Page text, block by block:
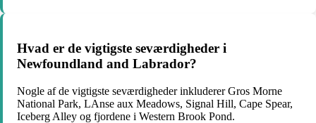
Hvad er de vigtigste seværdigheder i
Newfoundland and Labrador?
Nogle af de vigtigste seværdigheder inkluderer Gros Morne
National Park, LAnse aux Meadows, Signal Hill, Cape Spear,
Iceberg Alley og fjordene i Western Brook Pond.